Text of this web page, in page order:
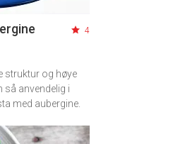
4
struktur og høye
så anvendelig i
med aubergine.